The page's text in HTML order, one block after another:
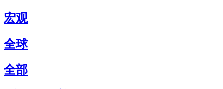
宏观
全球
全部